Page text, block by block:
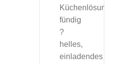
Küchenlösung
fündig
?
helles,
einladendes